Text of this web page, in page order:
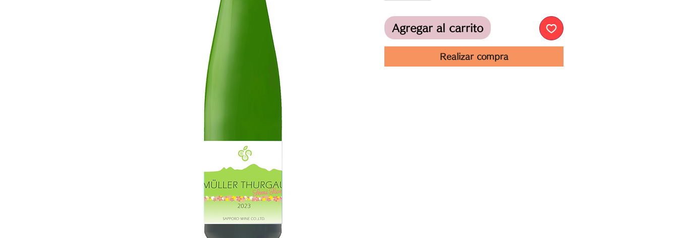
Agregar al carrito
Realizar compra